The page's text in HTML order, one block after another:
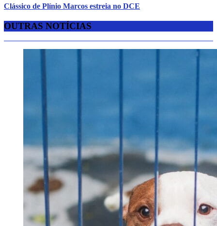
Clássico de Plínio Marcos estreia no DCE
OUTRAS NOTÍCIAS